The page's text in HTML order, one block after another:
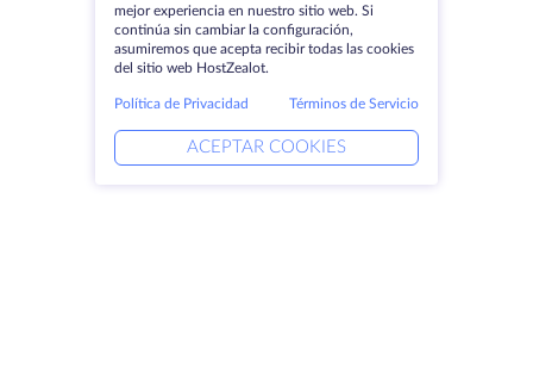
mejor experiencia en nuestro sitio web. Si
continúa sin cambiar la configuración,
asumiremos que acepta recibir todas las cookies
del sitio web HostZealot.
Política de Privacidad Términos de Servicio
ACEPTAR COOKIES